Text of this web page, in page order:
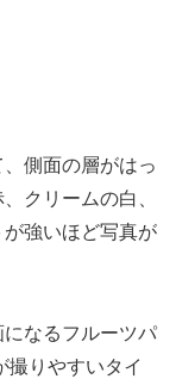
側面の層がはっ
クリームの白、
強いほど写真が
なるフルーツパ
撮りやすいタイ